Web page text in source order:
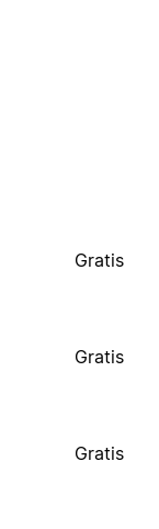
Gratis
Gratis
Gratis